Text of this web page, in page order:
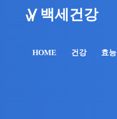
백세건강
HOME 건강 효능